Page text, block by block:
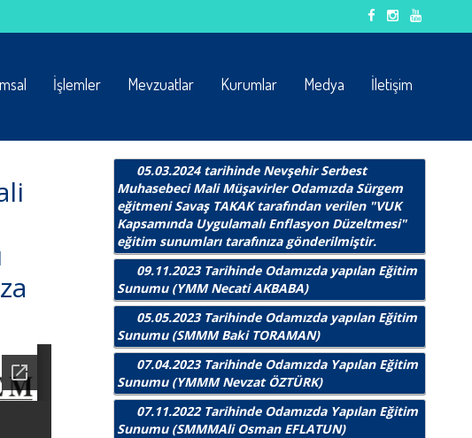
İşlemler Mevzuatlar Kurumlar Medya İletişim
05.03.2024 tarihinde Nevşehir Serbest
Muhasebeci Mali Müşavirler Odamızda Sürgem
eğitmeni Savaş TAKAK tarafından verilen "VUK
Kapsamında Uygulamalı Enflasyon Düzeltmesi"
eğitim sunumları tarafınıza gönderilmiştir.
09.11.2023 Tarihinde Odamızda yapılan Eğitim
Sunumu (YMM Necati AKBABA)
05.05.2023 Tarihinde Odamızda yapılan Eğitim
Sunumu (SMMM Baki TORAMAN)
07.04.2023 Tarihinde Odamızda Yapılan Eğitim
Sunumu (YMMM Nevzat ÖZTÜRK)
07.11.2022 Tarihinde Odamızda Yapılan Eğitim
Sunumu (SMMMAli Osman EFLATUN)